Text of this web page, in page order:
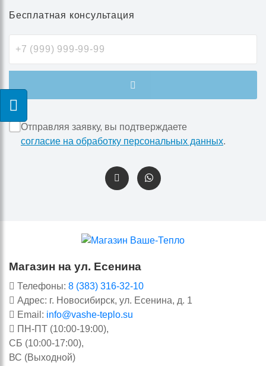
Бесплатная консультация
Отправляя заявку, вы подтверждаете
согласие на обработку персональных данных.
Магазин на ул. Есенина
Телефоны: 8 (383) 316-32-10
Адрес: г. Новосибирск, ул. Есенина, д. 1
Email: info@vashe-teplo.su
ПН-ПТ (10:00-19:00),
СБ (10:00-17:00),
ВС (Выходной)